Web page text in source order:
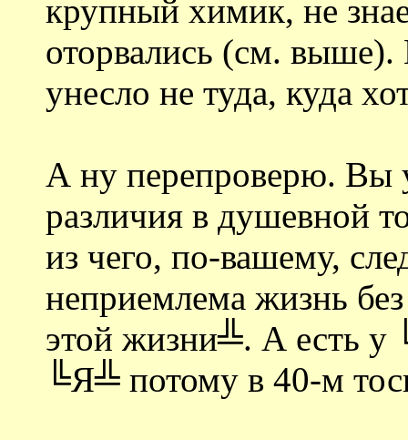
крупный химик, не
оторвались (см.
унесло не туда, куда
А ну перепроверю. Вы
различия в душевной
из чего, по-вашему,
неприемлема жизнь
этой жизни╩. А есть у
╚Я╩ потому в 40-м